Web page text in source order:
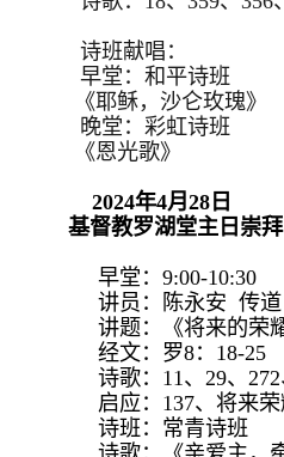
诗班献唱：
早堂：和平诗班
《耶稣，沙仑玫瑰》
晚堂：彩虹诗班
《恩光歌》
2024年4月28日
基督教罗湖堂主日崇拜
早堂：9:00-10:30
讲员：陈永安 传道
讲题：《将来的荣耀
经文：罗8：18-25
诗歌：11、29、272
启应：137、将来荣
诗班：常青诗班